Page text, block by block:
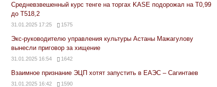
Средневзвешенный курс тенге на торгах KASE подорожал на Т0,99
до Т518,2
31.01.2025 17:25 1575
Экс-руководителю управления культуры Астаны Мажагулову
вынесли приговор за хищение
31.01.2025 16:54 1642
Взаимное признание ЭЦП хотят запустить в ЕАЭС – Сагинтаев
31.01.2025 16:42 1590